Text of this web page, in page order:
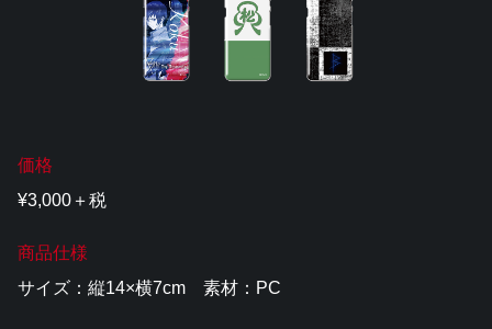
価格
¥3,000＋税
商品仕様
サイズ：縦14×横7cm 素材：PC